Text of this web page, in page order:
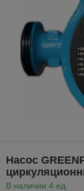
Насос
В наличии 4 ед.